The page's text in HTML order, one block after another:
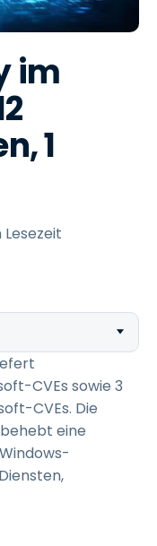
im
1
CVEs sowie 3
CVEs. Die
eine